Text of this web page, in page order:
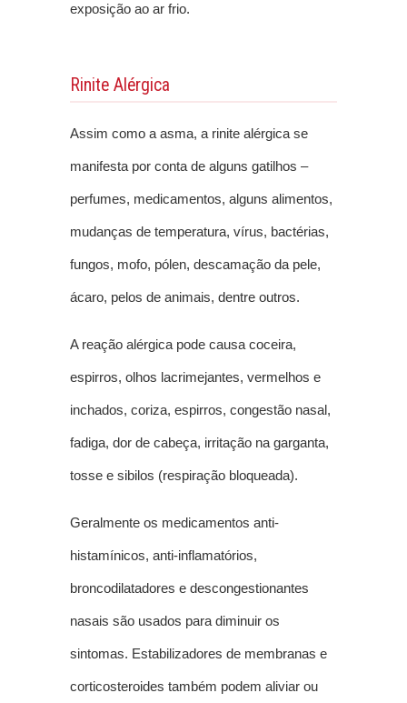
exposição ao ar frio.
Rinite Alérgica
Assim como a asma, a rinite alérgica se
manifesta por conta de alguns gatilhos –
perfumes, medicamentos, alguns alimentos,
mudanças de temperatura, vírus, bactérias,
fungos, mofo, pólen, descamação da pele,
ácaro, pelos de animais, dentre outros.
A reação alérgica pode causa coceira,
espirros, olhos lacrimejantes, vermelhos e
inchados, coriza, espirros, congestão nasal,
fadiga, dor de cabeça, irritação na garganta,
tosse e sibilos (respiração bloqueada).
Geralmente os medicamentos anti-
histamínicos, anti-inflamatórios,
broncodilatadores e descongestionantes
nasais são usados para diminuir os
sintomas. Estabilizadores de membranas e
corticosteroides também podem aliviar ou